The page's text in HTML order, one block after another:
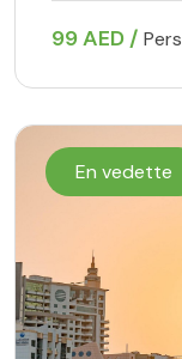
99 AED /
En vedette